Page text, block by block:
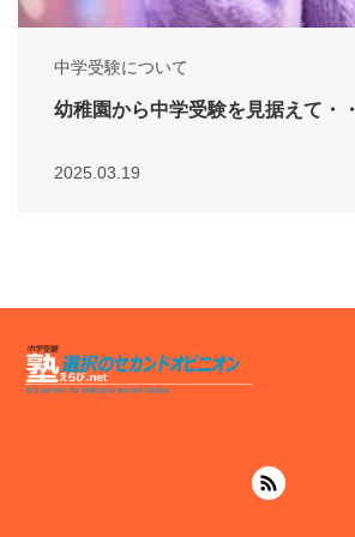
中学受験について
幼稚園から中学受験を見据えて・・
2025.03.19